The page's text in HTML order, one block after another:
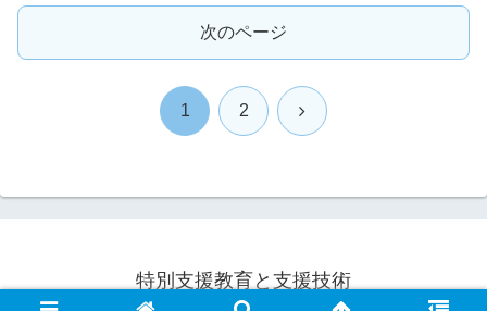
次のページ
1 2 次
特別支援教育と支援技術